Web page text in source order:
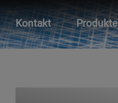
Kontakt Produkte